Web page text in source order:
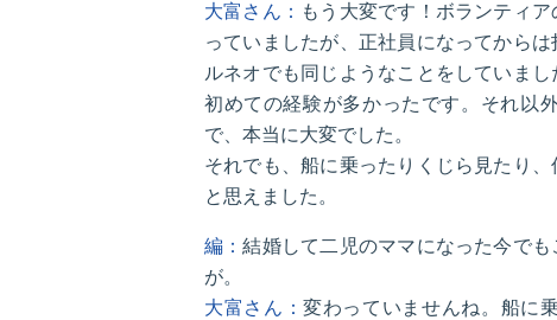
大富さん： もう大変です！ボランティ
っていましたが、正社員になってから
ルネオでも同じようなことをしていま
初めての経験が多かったです。それ以
で、本当に大変でした。
それでも、船に乗ったりくじら見たり
と思えました。
編：結婚して二児のママになった今で
が。
大富さん：変わっていませんね。船に